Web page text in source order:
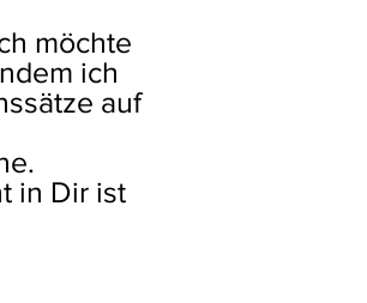
möchte
ich
auf
in Dir ist